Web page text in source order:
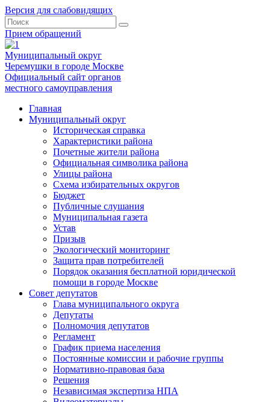
Версия для слабовидящих
Прием обращений
Муниципальный округ
Черемушки в городе Москве
Официальный сайт органов
местного самоуправления
Главная
Муниципальный округ
Историческая справка
Характеристики района
Почетные жители района
Официальная символика района
Улицы района
Схема избирательных округов
Бюджет
Публичные слушания
Муниципальная газета
Устав
Призыв
Экологический мониторинг
Защита прав потребителей
Порядок оказания бесплатной юридической
помощи в городе Москве
Совет депутатов
Глава муниципального округа
Депутаты
Полномочия депутатов
Регламент
График приема населения
Постоянные комиссии и рабочие группы
Нормативно-правовая база
Решения
Независимая экспертиза НПА